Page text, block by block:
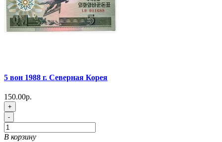
5 вон 1988 г. Северная Корея
150.00р.
+
-
В корзину